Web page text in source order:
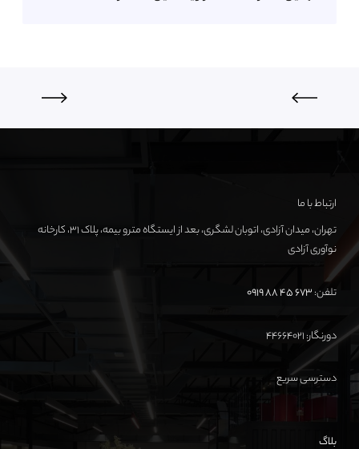
ارتباط با ما
تهران، میدان آزادی، اتوبان لشگری، بعد از ایستگاه مترو بیمه، پلاک ۳۱، کارخانه
نوآوری آزادی
تلفن:673 45 88 0919
دورنگار: ۴۴۶۶۴۰۲۱
دسترسی سریع
بلاگ